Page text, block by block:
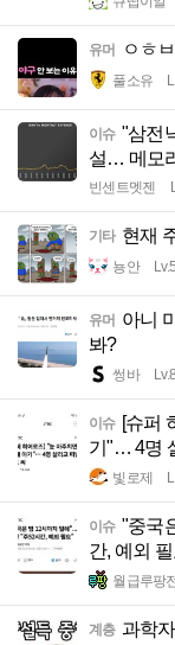
유머 ㅇㅎ
풀소유
이슈 "삼전
설… 메모
빈센트멧젠
기타 현재
뇽안
유머 아니
봐?
썽바
이슈 [슈퍼
기"… 4명
빛로제
이슈 "중국
간, 예외
월급루팡
계층 과학